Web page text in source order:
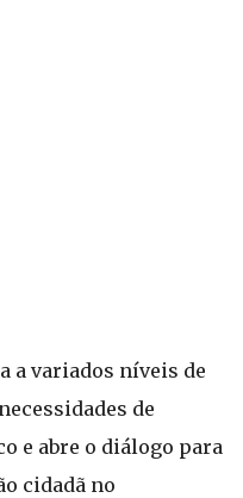
a variados níveis de
de
e abre o diálogo para
cidadã no